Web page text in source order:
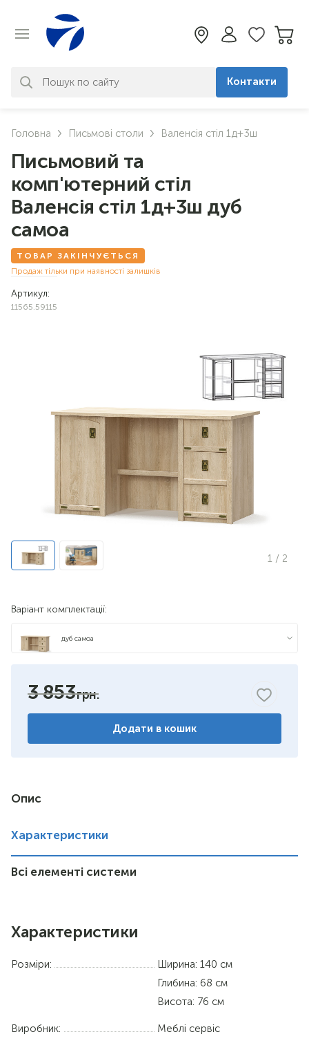
знайдено. Уточніть свій запит
Контакти
Головна Письмові столи Валенсія стіл 1д+3ш
Письмовий та
комп'ютерний стіл
Валенсія стіл 1д+3ш дуб
самоа
ТОВАР ЗАКІНЧУЄТЬСЯ
Продаж тільки при наявності залишків
Артикул:
11565.59115
1/ 2
Варіант комплектації:
дуб самоа
3 853
Додати в кошик
Опис
Характеристики
Всі елементі системи
Характеристики
Розміри:
Ширина: 140 см
Глибина: 68 см
Висота: 76 см
Виробник: Меблі сервіс